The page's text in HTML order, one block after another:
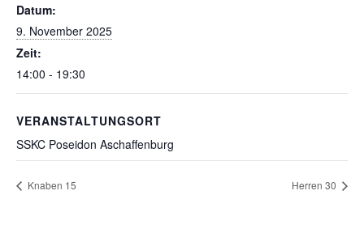
Datum:
9. November 2025
Zeit:
14:00 - 19:30
VERANSTALTUNGSORT
SSKC Poseidon Aschaffenburg
Knaben 15 Herren 30